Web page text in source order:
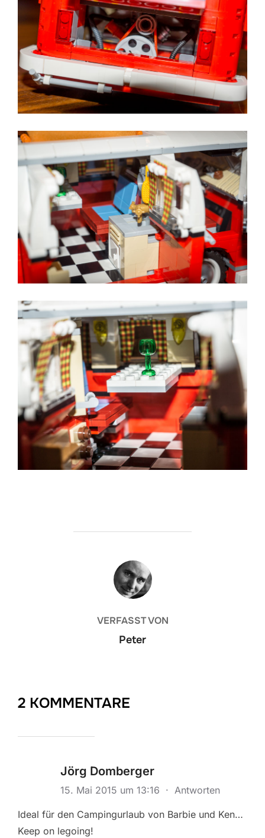
BEITRAGSAUTOR
VERFASST VON
Peter
2 KOMMENTARE
Jörg Domberger
15. Mai 2015 um 13:16 · Antworten
Ideal für den Campingurlaub von Barbie und Ken…
Keep on legoing!